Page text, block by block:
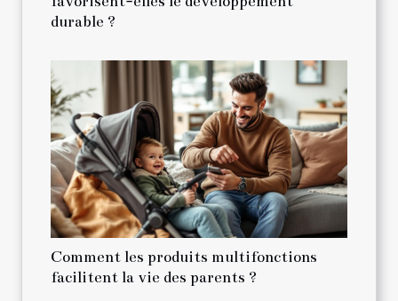
durable ?
Comment les produits multifonctions
facilitent la vie des parents ?